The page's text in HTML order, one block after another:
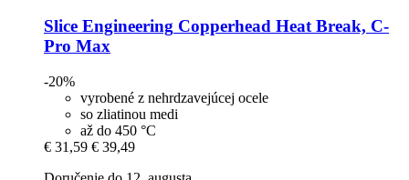
Slice Engineering Copperhead Heat Break, C-​
Pro Max
-20%
vyrobené z nehrdzavejúcej ocele
so zliatinou medi
až do 450 °C
€ 31,59 € 39,49